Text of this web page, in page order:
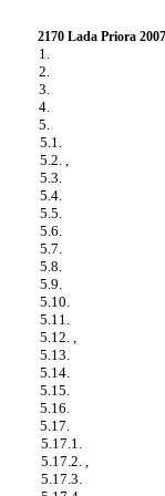
2170 Lada Priora 2007
1.
2.
3.
4.
5.
5.1.
5.2. ,
5.3.
5.4.
5.5.
5.6.
5.7.
5.8.
5.9.
5.10.
5.11.
5.12. ,
5.13.
5.14.
5.15.
5.16.
5.17.
5.17.1.
5.17.2. ,
5.17.3.